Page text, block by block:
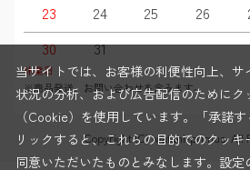
23
24 25 26
30
31
休業日
※商品発送、お問い合わせを含みます。
Copyright (C) iwatani-primus. All
当サイトでは、お客様の利便性向上、サ
状況の分析、および広告配信のためにク
（Cookie）を使用しています。「承諾
リックすると、これらの目的でのクッキ
同意いただいたものとみなします。設定